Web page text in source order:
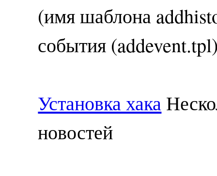
(имя шаблона
события
Установка хака
новостей